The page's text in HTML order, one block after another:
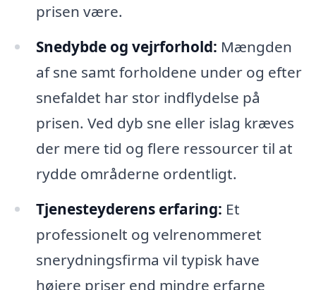
prisen være.
Snedybde og vejrforhold: Mængden
af sne samt forholdene under og efter
snefaldet har stor indflydelse på
prisen. Ved dyb sne eller islag kræves
der mere tid og flere ressourcer til at
rydde områderne ordentligt.
Tjenesteyderens erfaring: Et
professionelt og velrenommeret
snerydningsfirma vil typisk have
højere priser end mindre erfarne